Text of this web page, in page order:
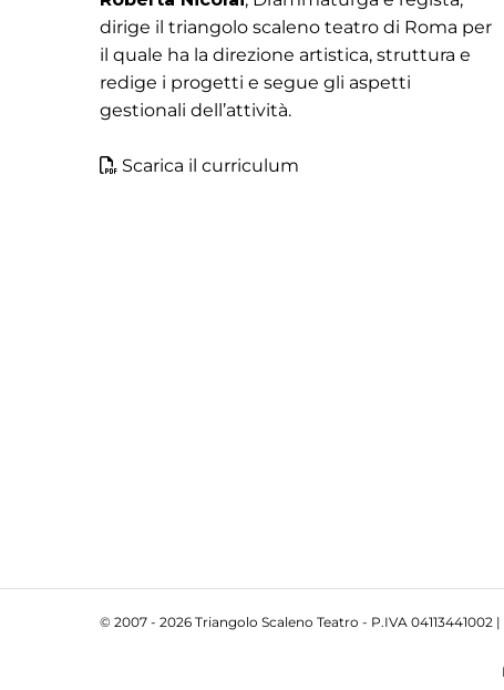
dirige il triangolo scaleno teatro di Roma per
il quale ha la direzione artistica, struttura e
redige i progetti e segue gli aspetti
gestionali dell’attività.
Scarica il curriculum
© 2007 - 2026 Triangolo Scaleno Teatro - P.IVA 04113441002 |